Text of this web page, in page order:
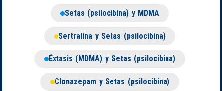
Setas (psilocibina) y MDMA
Sertralina y Setas (psilocibina)
Éxtasis (MDMA) y Setas (psilocibina)
Clonazepam y Setas (psilocibina)